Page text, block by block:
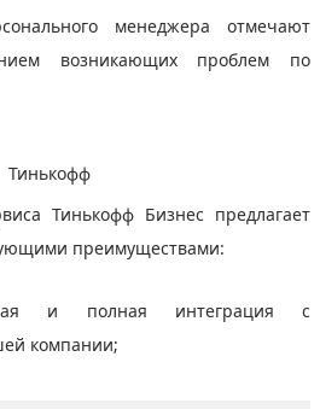
менеджера отмечают
возникающих проблем по
Тинькофф
Тинькофф Бизнес предлагает
преимуществами:
и полная интеграция с
компании;